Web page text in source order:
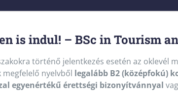
is indul! – BSc in Tourism
történő jelentkezés esetén az oklevél
megfelelő nyelvből legalább B2 (középfokú)
egyenértékű érettségi bizonyítvánnyal